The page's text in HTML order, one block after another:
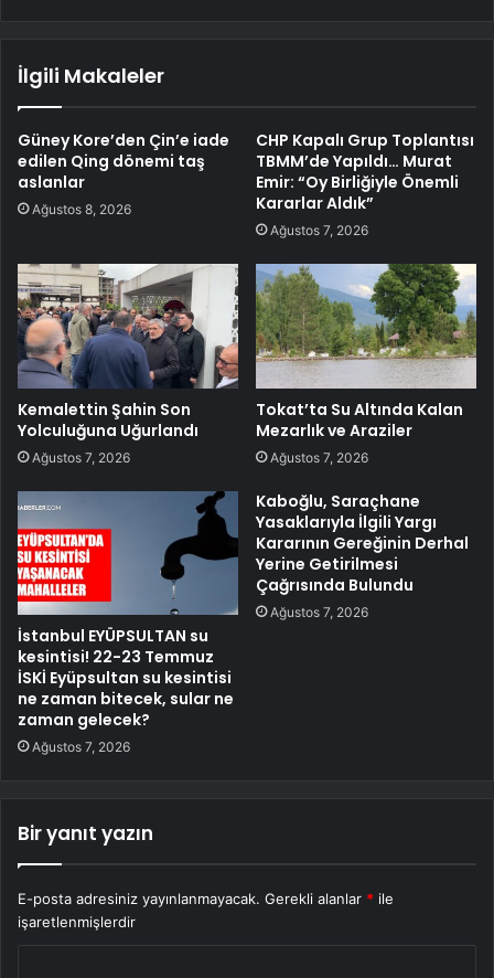
İlgili Makaleler
Güney Kore’den Çin’e iade
edilen Qing dönemi taş
aslanlar
Ağustos 8, 2026
CHP Kapalı Grup Toplantısı
TBMM’de Yapıldı… Murat
Emir: “Oy Birliğiyle Önemli
Kararlar Aldık”
Ağustos 7, 2026
Kemalettin Şahin Son
Yolculuğuna Uğurlandı
Ağustos 7, 2026
Tokat’ta Su Altında Kalan
Mezarlık ve Araziler
Ağustos 7, 2026
İstanbul EYÜPSULTAN su
kesintisi! 22-23 Temmuz
İSKİ Eyüpsultan su kesintisi
ne zaman bitecek, sular ne
zaman gelecek?
Ağustos 7, 2026
Kaboğlu, Saraçhane
Yasaklarıyla İlgili Yargı
Kararının Gereğinin Derhal
Yerine Getirilmesi
Çağrısında Bulundu
Ağustos 7, 2026
Bir yanıt yazın
E-posta adresiniz yayınlanmayacak. Gerekli alanlar * ile
işaretlenmişlerdir